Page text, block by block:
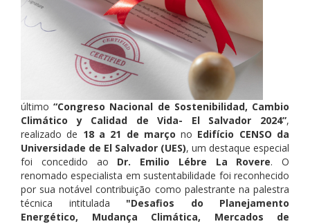
último“Congreso Nacional de Sostenibilidad, Cambio
Climático y Calidad de Vida- El Salvador 2024”,
realizado de 18 a 21 de março no Edifício CENSO da
Universidade de El Salvador (UES), um destaque especial
foi concedido ao Dr. Emilio Lébre La Rovere. O
renomado especialista em sustentabilidade foi reconhecido
por sua notável contribuição como palestrante na palestra
técnica intitulada "Desafios do Planejamento
Energético, Mudança Climática, Mercados de